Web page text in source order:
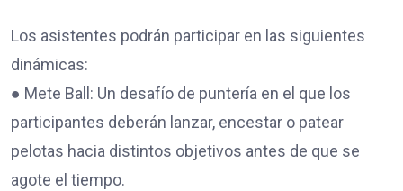
Los asistentes podrán participar en las siguientes
dinámicas:
● Mete Ball: Un desafío de puntería en el que los
participantes deberán lanzar, encestar o patear
pelotas hacia distintos objetivos antes de que se
agote el tiempo.